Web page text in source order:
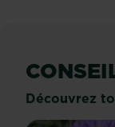
Découvrez